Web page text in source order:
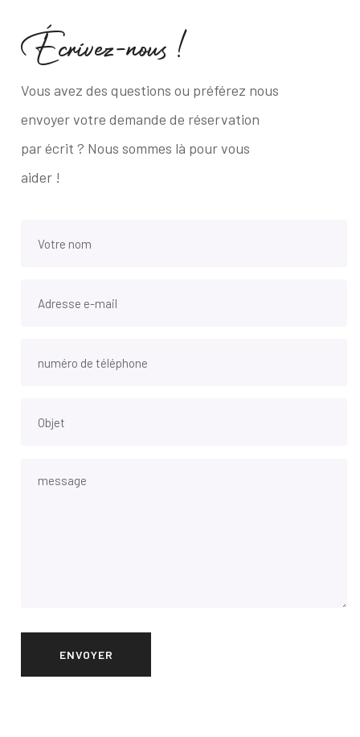
Écrivez-nous !
Vous avez des questions ou préférez nous
envoyer votre demande de réservation
par écrit ? Nous sommes là pour vous
aider !